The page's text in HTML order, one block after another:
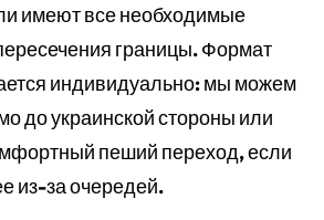
имеют все необходимые
границы. Формат
индивидуально: мы можем
до украинской стороны или
пеший переход, если
из-за очередей.